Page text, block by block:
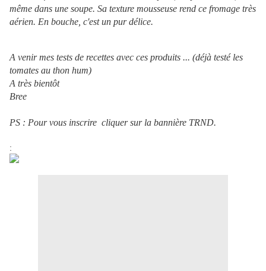
même dans une soupe. Sa texture mousseuse rend ce fromage très
aérien. En bouche, c'est un pur délice.
A venir mes tests de recettes avec ces produits ... (déjà testé les
tomates au thon hum)
A très bientôt
Bree
PS : Pour vous inscrire cliquer sur la bannière TRND.
: